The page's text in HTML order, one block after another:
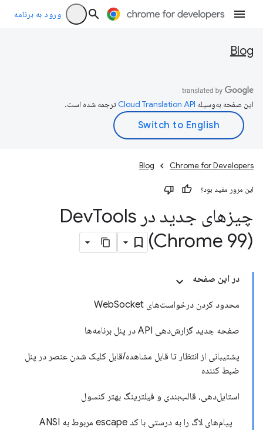
ورود به برنامه
Blog
این صفحه به‌وسیله ترجمه شده است.
Chrome for Developers
Blog
این مرور مفید بود؟
چیزهای جدید در Dev Tools
(Chrome 99)
در این صفحه
محدود کردن درخواست‌های WebSocket
صفحه جدید گزارش‌دهی API در پنل برنامه‌ها
پشتیبانی از انتظار تا قابل مشاهده/قابل کلیک شدن عنصر در پنل
ضبط کننده
استایل‌دهی، قالب‌بندی و فیلترینگ بهتر کنسول
پیام‌های لاگ را به درستی با کد escape مربوط به ANSI